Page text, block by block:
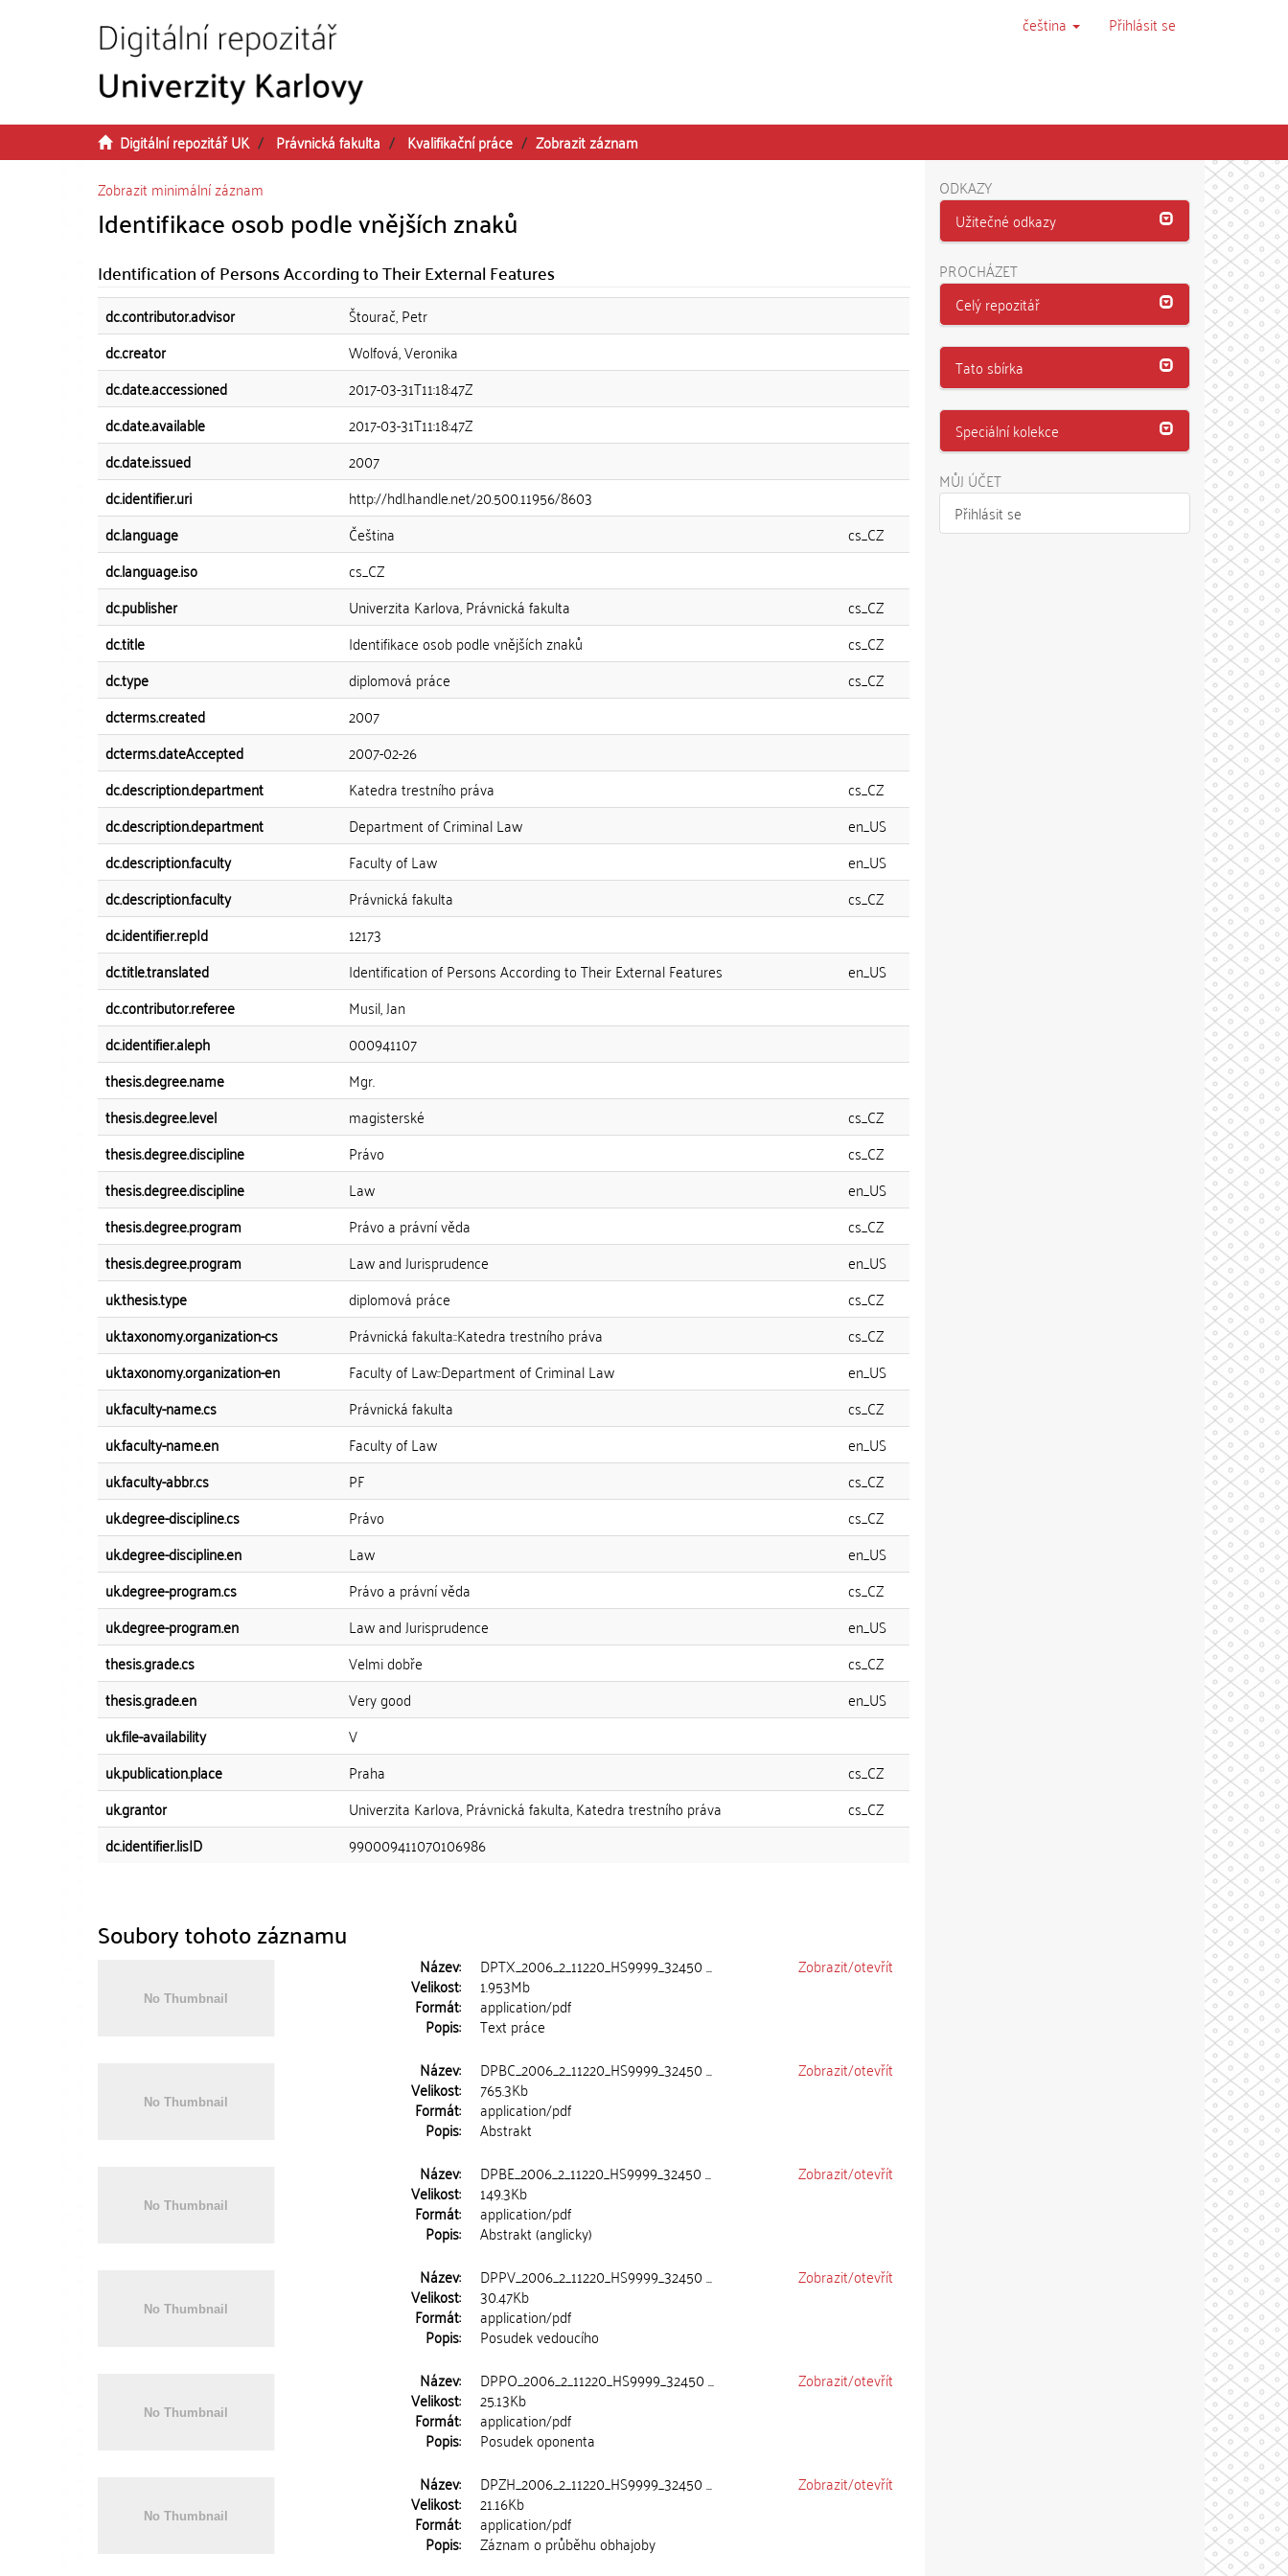
čeština Přihlásit se
Digitální repozitář UK Právnická fakulta Kvalifikační práce
Zobrazit záznam
Zobrazit minimální záznam
Identifikace osob podle vnějších znaků
Identification of Persons According to Their External Features
dc.contributor.advisor
Štourač, Petr
dc.creator
Wolfová, Veronika
dc.date.accessioned
2017-03-31T11:18:47Z
dc.date.available
2017-03-31T11:18:47Z
dc.date.issued
2007
dc.identifier.uri
http://hdl.handle.net/20.500.11956/8603
dc.language
Čeština
cs_CZ
dc.language.iso
cs_CZ
dc.publisher
Univerzita Karlova, Právnická fakulta
cs_CZ
dc.title
Identifikace osob podle vnějších znaků
cs_CZ
dc.type
diplomová práce
cs_CZ
dcterms.created
2007
dcterms.dateAccepted
2007-02-26
dc.description.department
Katedra trestního práva
cs_CZ
dc.description.department
Department of Criminal Law
en_US
dc.description.faculty
Faculty of Law
en_US
dc.description.faculty
Právnická fakulta
cs_CZ
dc.identifier.repId
12173
dc.title.translated
Identification of Persons According to Their External Features
en_US
dc.contributor.referee
Musil, Jan
dc.identifier.aleph
000941107
thesis.degree.name
Mgr.
thesis.degree.level
magisterské
cs_CZ
thesis.degree.discipline
Právo
cs_CZ
thesis.degree.discipline
Law
en_US
thesis.degree.program
Právo a právní věda
cs_CZ
thesis.degree.program
Law and Jurisprudence
en_US
uk.thesis.type
diplomová práce
cs_CZ
uk.taxonomy.organization-cs
Právnická fakulta::Katedra trestního práva
cs_CZ
uk.taxonomy.organization-en
Faculty of Law::Department of Criminal Law
en_US
uk.faculty-name.cs
Právnická fakulta
cs_CZ
uk.faculty-name.en
Faculty of Law
en_US
uk.faculty-abbr.cs
PF
cs_CZ
uk.degree-discipline.cs
Právo
cs_CZ
uk.degree-discipline.en
Law
en_US
uk.degree-program.cs
Právo a právní věda
cs_CZ
uk.degree-program.en
Law and Jurisprudence
en_US
thesis.grade.cs
Velmi dobře
cs_CZ
thesis.grade.en
Very good
en_US
uk.file-availability
V
uk.publication.place
Praha
cs_CZ
uk.grantor
Univerzita Karlova, Právnická fakulta, Katedra trestního práva
cs_CZ
dc.identifier.lisID
990009411070106986
Soubory tohoto záznamu
Název: DPTX_2006_2_11220_HS9999_32450 ...
Velikost: 1.953Mb
Formát: application/pdf
Popis: Text práce
Zobrazit/otevřít
Název: DPBC_2006_2_11220_HS9999_32450 ...
Velikost: 765.3Kb
Formát: application/pdf
Popis: Abstrakt
Zobrazit/otevřít
Název: DPBE_2006_2_11220_HS9999_32450 ...
Velikost: 149.3Kb
Formát: application/pdf
Popis: Abstrakt (anglicky)
Zobrazit/otevřít
Název: DPPV_2006_2_11220_HS9999_32450 ...
Velikost: 30.47Kb
Formát: application/pdf
Popis: Posudek vedoucího
Zobrazit/otevřít
Název: DPPO_2006_2_11220_HS9999_32450 ...
Velikost: 25.13Kb
Formát: application/pdf
Popis: Posudek oponenta
Zobrazit/otevřít
Název: DPZH_2006_2_11220_HS9999_32450 ...
Velikost: 21.16Kb
Formát: application/pdf
Popis: Záznam o průběhu obhajoby
Zobrazit/otevřít
ODKAZY
Užitečné odkazy
PROCHÁZET
Celý repozitář
Tato sbírka
Speciální kolekce
MŮJ ÚČET
Přihlásit se